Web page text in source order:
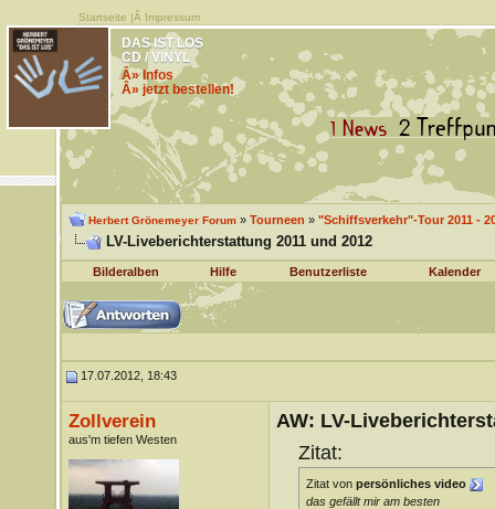
Startseite |Â Impressum
DAS IST LOS
CD / VINYL
Â» Infos
Â» jetzt bestellen!
Herbert Grönemeyer Forum» Tourneen » "Schiffsverkehr"-Tour 2011 -
LV-Liveberichterstattung 2011 und 2012
Bilderalben Hilfe Benutzerliste Kalender
17.07.2012, 18:43
Zollverein
aus'm tiefen Westen
AW: LV-
Zitat:
Zitat von persönliches video
das gefällt mir am besten